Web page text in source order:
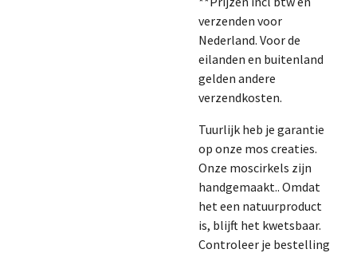
verzenden voor
Nederland. Voor de
eilanden en buitenland
gelden andere
verzendkosten.
Tuurlijk heb je garantie
op onze mos creaties.
Onze moscirkels zijn
handgemaakt.. Omdat
het een natuurproduct
is, blijft het kwetsbaar.
Controleer je bestelling